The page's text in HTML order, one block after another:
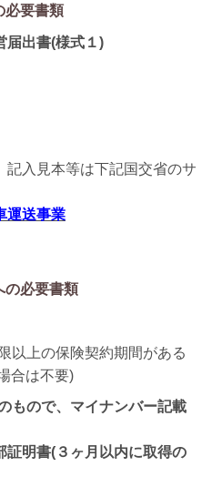
必要書類
届出書(様式１)
記入見本等は下記国交省のサ
運送事業
の必要書類
以上の保険契約期間がある
合は不要)
もので、マイナンバー記載
証明書(３ヶ月以内に取得の